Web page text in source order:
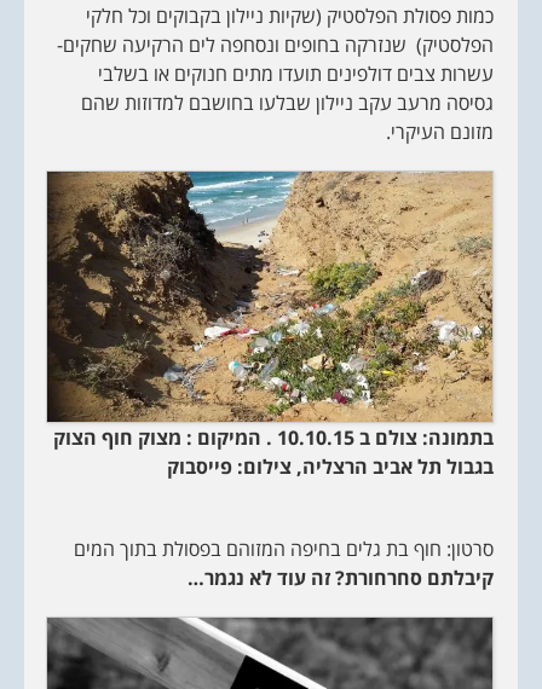
כמות פסולת הפלסטיק (שקיות ניילון בקבוקים וכל חלקי
הפלסטיק) שנזרקה בחופים ונסחפה לים הרקיעה שחקים-
עשרות צבים דולפינים תועדו מתים חנוקים או בשלבי
גסיסה מרעב עקב ניילון שבלעו בחושבם למדוזות שהם
מזונם העיקרי.
בתמונה: צולם ב 10.10.15 . המיקום : מצוק חוף הצוק
בגבול תל אביב הרצליה, צילום: פייסבוק
סרטון: חוף בת גלים בחיפה המזוהם בפסולת בתוך המים
קיבלתם סחרחורת? זה עוד לא נגמר…